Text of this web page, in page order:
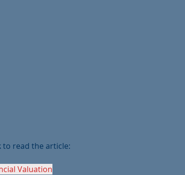
to read the article:
Valuation